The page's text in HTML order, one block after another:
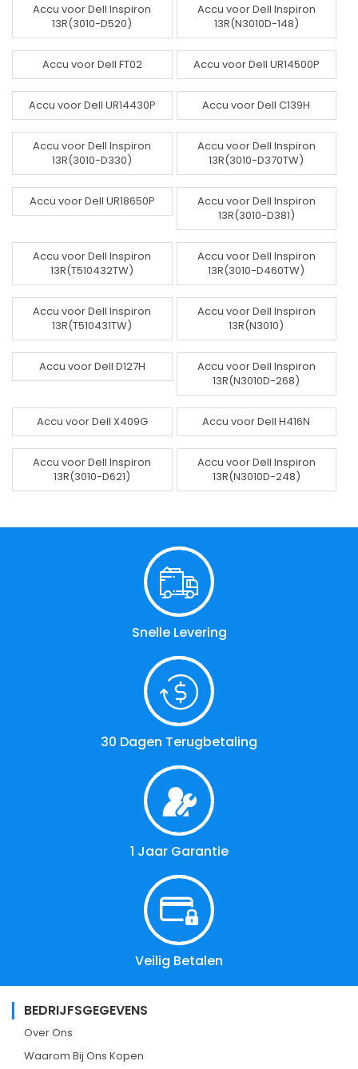
Accu voor Dell Inspiron
13R(3010-D520)
Accu voor Dell Inspiron
13R(N3010D-148)
Accu voor Dell FT02 Accu voor Dell UR14500P
Accu voor Dell UR14430P Accu voor Dell C139H
Accu voor Dell Inspiron
13R(3010-D330)
Accu voor Dell Inspiron
13R(3010-D370TW)
Accu voor Dell UR18650P
Accu voor Dell Inspiron
13R(3010-D381)
Accu voor Dell Inspiron
13R(T510432TW)
Accu voor Dell Inspiron
13R(3010-D460TW)
Accu voor Dell Inspiron
13R(T510431TW)
Accu voor Dell Inspiron
13R(N3010)
Accu voor Dell D127H
Accu voor Dell Inspiron
13R(N3010D-268)
Accu voor Dell X409G Accu voor Dell H416N
Accu voor Dell Inspiron
13R(3010-D621)
Accu voor Dell Inspiron
13R(N3010D-248)
Snelle Levering
30 Dagen Terugbetaling
1 Jaar Garantie
Veilig Betalen
BEDRIJFSGEGEVENS
Over Ons
Waarom Bij Ons Kopen